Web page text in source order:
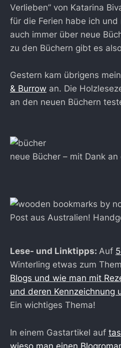
Verlieben” von Katarina
für die Ferien habe ich
auch immer über neue
zu den Büchern gibt es
Gestern kam übrigens
& Burrow an. Die
an den neuen Büchern
neue Bücher – mit Dank
Post aus Australien!
Lese- und Linktipps: Auf
Winterling etwas zum
Blogs und wie man mit
und deren Kennzeichnung
Ein wichtiges Thema!
In einem Gastartikel auf
wieso man einen